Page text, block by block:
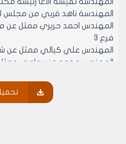
المهندسة ناهد قربي من مجلس
المهندس احمد حريري ممثل عن
فرع 3
المهندس علي كيالي ممثل عن
المهندس محمد منير عاصي
لشرطه المحافظه وبعد الاطلاع
بعد التعديل المطلوب بموجب